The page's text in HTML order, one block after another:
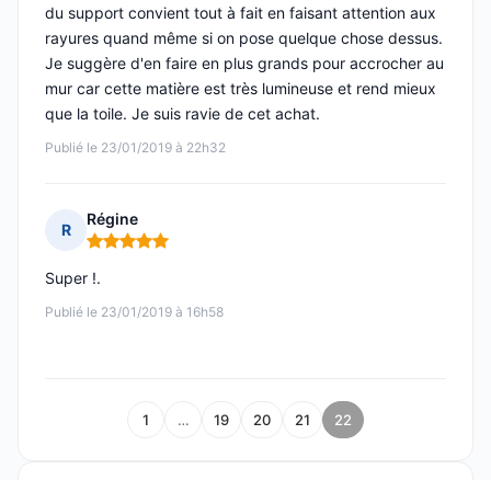
Publié le 23/01/2019 à 22h32
du support convient tout à fait en faisant attention aux
rayures quand même si on pose quelque chose dessus.
Je suggère d'en faire en plus grands pour accrocher au
mur car cette matière est très lumineuse et rend mieux
que la toile. Je suis ravie de cet achat.
R
Régine
Note : 5 sur 5
Publié le 23/01/2019 à 16h58
Super !.
1 … 19 20 21 22